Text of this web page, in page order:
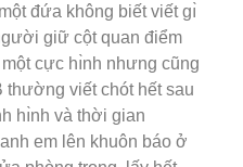
đứa không biết viết gı̀
giữ cột quan điểm
cực hı̀nh nhưng cũng
thường viết chót hết sau
hı̀nh và thời gian
em lên khuôn báo ở